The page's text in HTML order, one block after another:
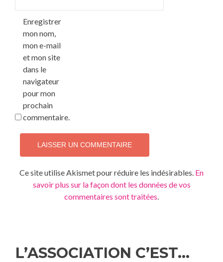
Enregistrer
mon nom,
mon e-mail
et mon site
dans le
navigateur
pour mon
prochain
commentaire.
Ce site utilise Akismet pour réduire les indésirables. En
savoir plus sur la façon dont les données de vos
commentaires sont traitées.
L’ASSOCIATION C’EST…